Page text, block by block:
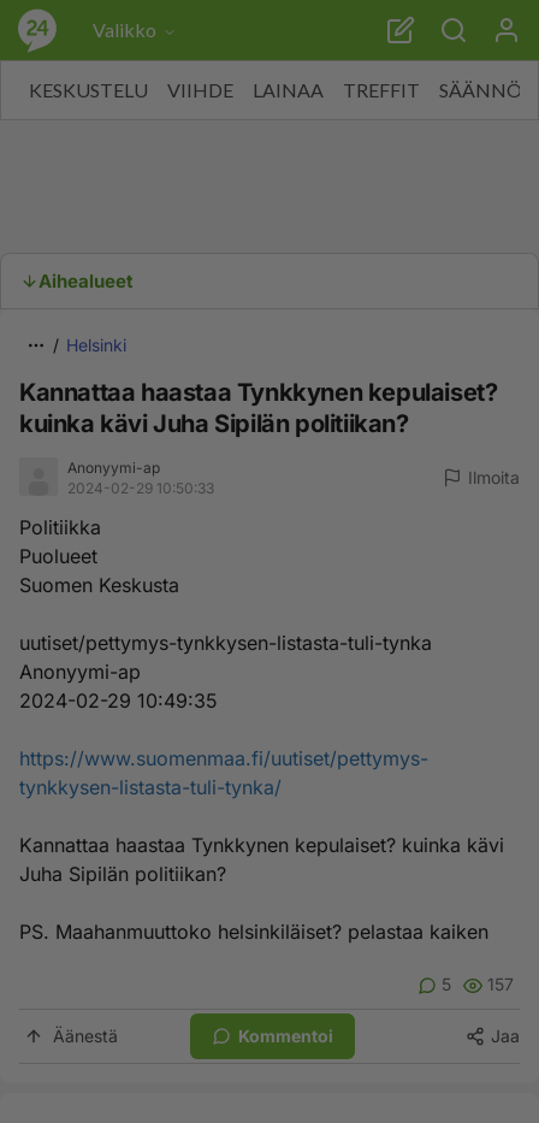
Valikko
KESKUSTELU VIIHDE LAINAA TREFFIT SÄÄNNÖT
Aihealueet
Helsinki
Kannattaa haastaa Tynkkynen kepulaiset?
kuinka kävi Juha Sipilän politiikan?
Anonyymi-ap
2024-02-29 10:50:33
Ilmoita
Politiikka
Puolueet
Suomen Keskusta
uutiset/pettymys-tynkkysen-listasta-tuli-tynka
Anonyymi-ap
2024-02-29 10:49:35
https://www.suomenmaa.fi/uutiset/pettymys-
tynkkysen-listasta-tuli-tynka/
Kannattaa haastaa Tynkkynen kepulaiset? kuinka kävi
Juha Sipilän politiikan?
PS. Maahanmuuttoko helsinkiläiset? pelastaa kaiken
5 157
Äänestä Kommentoi Jaa